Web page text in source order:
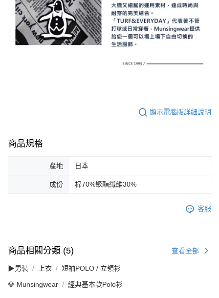
顯示電腦版詳細說明
商品規格
產地 日本
成份 棉70%聚酯纖維30%
客服
商品相關分類 (5) 查看全部
▶男裝 上衣 短袖POLO / 立領衫
💎 Munsingwear 經典基本款Polo衫